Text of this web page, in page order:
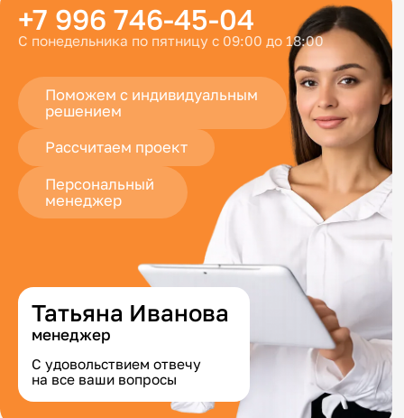
+7 996 746-45-04
С понедельника по пятницу с 09:00 до 18:00
Поможем с индивидуальным
решением
Рассчитаем проект
Персональный
менеджер
Татьяна Иванова
менеджер
С удовольствием отвечу
на все ваши вопросы